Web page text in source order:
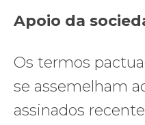
Apoio da
Os termos
se assemelham
assinados